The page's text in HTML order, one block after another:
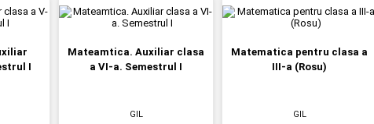
I
Mateamtica. Auxiliar clasa
a VI-a. Semestrul I
GIL
Matematica pentru clasa a
III-a (Rosu)
GIL